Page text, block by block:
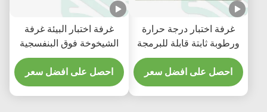
غرفة اختبار درجة حرارة
ورطوبة ثابتة قابلة للبرمجة
-40 درجة مئوية إلى +50
درجة مئوية
احصل على افضل سعر
غرفة اختبار البيئة غرفة
الشيخوخة فوق البنفسجية
تتوافق مع ASTM G154 و
IEC 61215
احصل على افضل سعر